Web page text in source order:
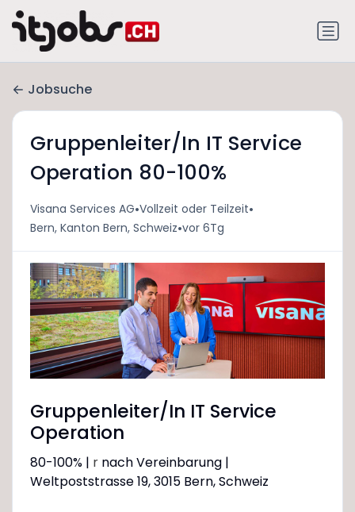
Jobsuche
Gruppenleiter/In IT Service
Operation 80-100%
Visana Services AG•Vollzeit oder Teilzeit•
Bern, Kanton Bern, Schweiz•vor 6Tg
Gruppenleiter/In IT Service
Operation
80-100% | r nach Vereinbarung |
Weltpoststrasse 19, 3015 Bern, Schweiz